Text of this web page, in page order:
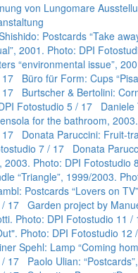
von Lungomare
Postcards “Take
2001. Photo: DPI
“environmental issue”,
Büro für Form: Cups
Burtscher & Bertolini:
Fotostudio 5 / 17 Daniele
for the bathroom,
Donata Paruccini: Fruit-
7 / 17 Donata
2003. Photo: DPI Fotostudio
“Triangle”, 1999/2003.
Postcards “Lovers on
/ 17 Garden project by
Photo: DPI Fotostudio 11 /
Photo: DPI Fotostudio 12
Spehl: Lamp “Coming
/ 17 Paolo Ulian: